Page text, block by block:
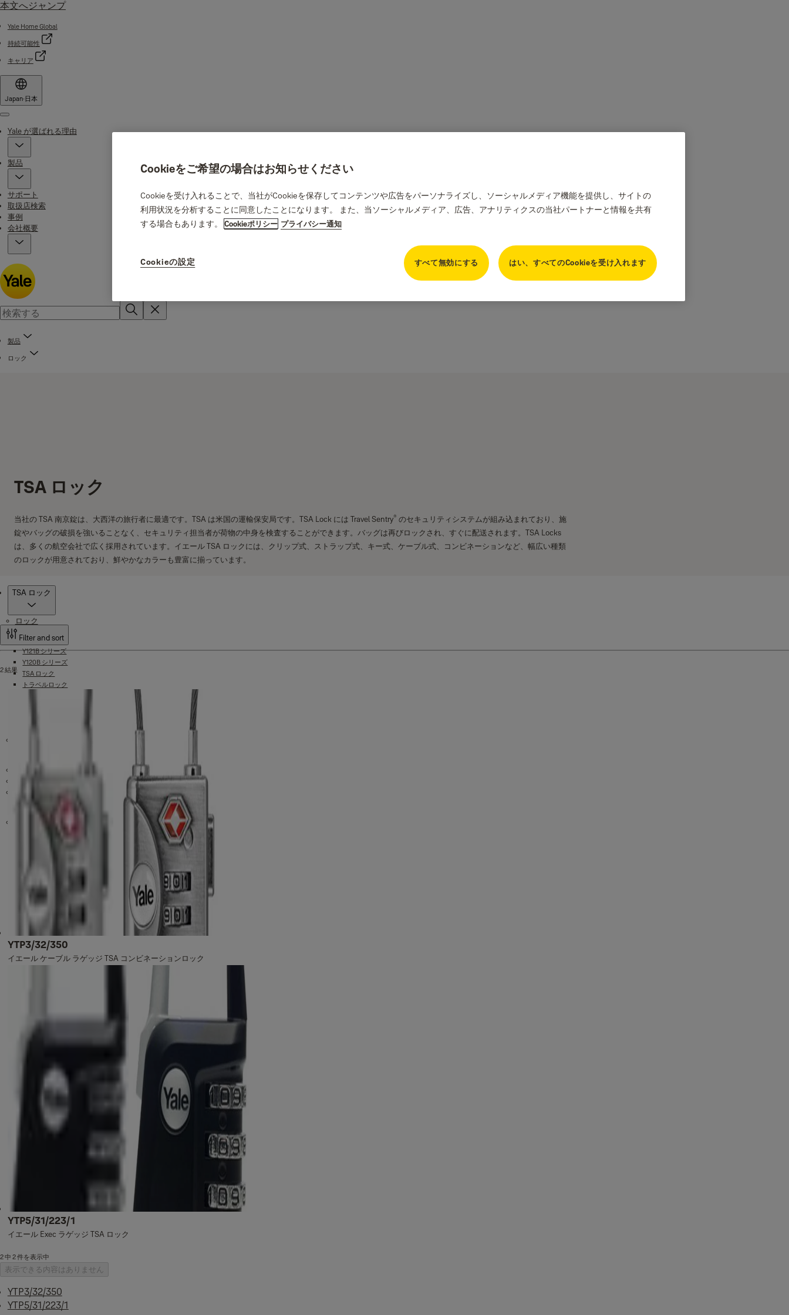
本文へジャンプ
Yale Home Global
持続可能性
キャリア
Japan· 日本
Menu
Yale が選ばれる理由
製品
サポート
取扱店検索
事例
会社概要
製品
ロック
TSA ロック
当社の TSA 南京錠は、大西洋の旅行者に最適です。TSA は米国の運輸保安局です。TSA Lock には Travel Sentry® のセキュリティシステムが組み込まれており、施
錠やバッグの破損を強いることなく、セキュリティ担当者が荷物の中身を検査することができます。バッグは再びロックされ、すぐに配送されます。TSA Locks
は、多くの航空会社で広く採用されています。イエール TSA ロックには、クリップ式、ストラップ式、キー式、ケーブル式、コンビネーションなど、幅広い種類
のロックが用意されており、鮮やかなカラーも豊富に揃っています。
品
TSA ロック
ロック
Y121B シリーズ
Y120B シリーズ
TSA ロック
トラベルロック
U ロック
ケーブルロック
Yale Safes
窓とスライドドアのハードウェア
ウィンドウ製品
Avon ハンドル
キーレス・エントリ
Filter and sort
2 結果
YTP3/32/350
イエール ケーブル ラゲッジ TSA コンビネーションロック
YTP5/31/223/1
イエール Exec ラゲッジ TSA ロック
2 中 2 件を表示中
表示できる内容はありません
YTP3/32/350
YTP5/31/223/1
Cookieをご希望の場合はお知らせください
Cookieを受け入れることで、当社がCookieを保存してコンテンツや広告をパーソナライズし、ソーシャルメディア機能を提供し、サイトの
利用状況を分析することに同意したことになります。 また、当ソーシャルメディア、広告、アナリティクスの当社パートナーと情報を共有
する場合もあります。 Cookieポリシー プライバシー通知
すべて無効にする はい、すべてのCookieを受け入れます
Cookieの設定